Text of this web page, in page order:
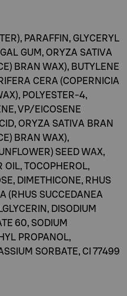
PARAFFIN, GLYCERYL
GUM, ORYZA SATIVA
BRAN WAX), BUTYLENE
CERA (COPERNICIA
POLYESTER-4,
VP/EICOSENE
ORYZA SATIVA BRAN
BRAN WAX),
SEED WAX,
OIL, TOCOPHEROL,
DIMETHICONE, RHUS
(RHUS SUCCEDANEA
DISODIUM
60, SODIUM
PROPANOL,
SORBATE, CI 77499